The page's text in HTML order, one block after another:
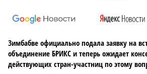
Зимбабве официально подала заявку на
объединение БРИКС и теперь ожидает
действующих стран-участниц по этому